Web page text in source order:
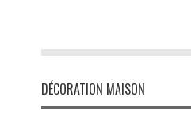
DÉCORATION MAISON